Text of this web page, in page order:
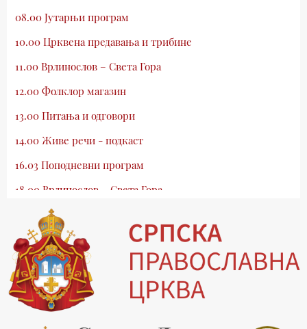
08.00 Јутарњи програм
10.00 Црквена предавања и трибине
11.00 Врлинослов – Света Гора
12.00 Фолклор магазин
13.00 Питања и одговори
14.00 Живе речи - подкаст
16.03 Поподневни програм
18.00 Врлинослов – Света Гора
19.03 Атлас памћења
19.30 Вечерње молитве
20.00 Вести из Цркве
20.15 Реч архијереја
20.30 Млади у Цркви